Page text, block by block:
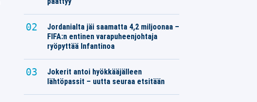
Jordanialta jäi saamatta 4,2 miljoonaa –
FIFA:n entinen varapuheenjohtaja
ryöpyttää Infantinoa
Jokerit antoi hyökkääjälleen
lähtöpassit – uutta seuraa etsitään